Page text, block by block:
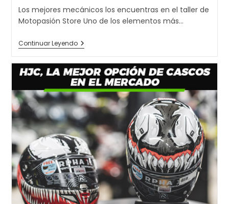
la
entrada:
Los mejores mecánicos los encuentras en el taller de
Motopasión Store Uno de los elementos más…
Continuar Leyendo¿Cada
Cuánto
Las
Pastillas
De
Freno
De
Mi
Moto?